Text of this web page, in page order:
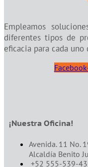
Empleamos
diferentes tipos de
eficacia para cada
¡Nuestra Oficina!
Avenida. 11 No.
Alcaldía Benito
+52 555-539-